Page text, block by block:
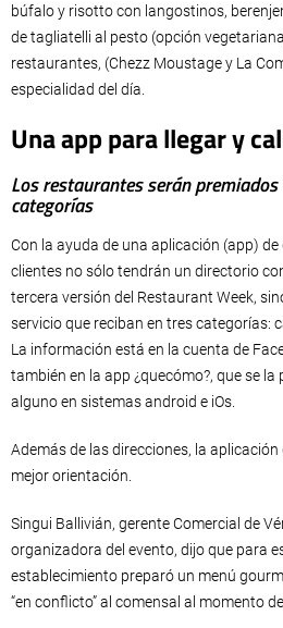
búfalo y risotto con langostinos,
de tagliatelli al pesto (opción
restaurantes, (Chezz Moustage y La
especialidad del día.
Una app para llegar y
Los restaurantes serán
categorías
Con la ayuda de una aplicación (app)
clientes no sólo tendrán un directorio
tercera versión del Restaurant Week,
servicio que reciban en tres categorías:
La información está en la cuenta de
también en la app ¿quecómo?, que se
alguno en sistemas android e iOs.
Además de las direcciones, la
mejor orientación.
Singui Ballivián, gerente Comercial de
organizadora del evento, dijo que para
establecimiento preparó un menú
“en conflicto” al comensal al momento